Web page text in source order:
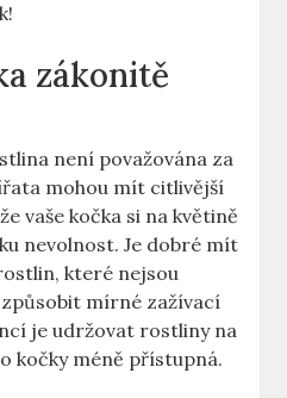
zákonitě
není považována za
mohou mít citlivější
vaše kočka si na květině
nevolnost. Je dobré mít
které nejsou
mírné zažívací
je udržovat rostliny na
kočky méně přístupná.